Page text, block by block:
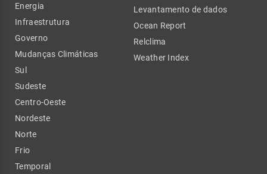
Energia
Infraestrutura
Governo
Mudanças Climáticas
Sul
Sudeste
Centro-Oeste
Nordeste
Norte
Frio
Temporal
Levantamento de dados
Ocean Report
Relclima
Weather Index